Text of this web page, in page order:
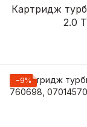
Картридж
2.0
−9%